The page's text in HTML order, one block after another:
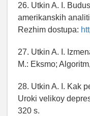
26. Utkin A. I.
amerikanskih
Rezhim dostupa:
27. Utkin A. I.
M.: Eksmo;
28. Utkin A. I. Kak
Uroki velikoy
320 s.